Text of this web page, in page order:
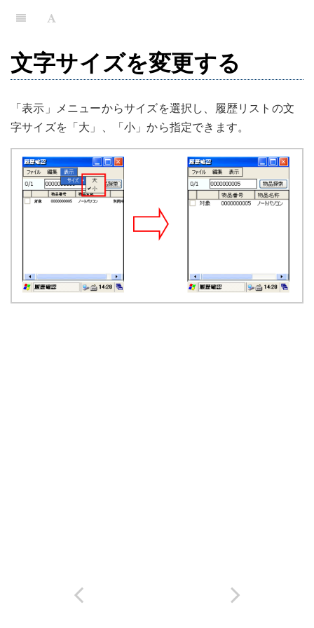
文字サイズを変更する
「表示」メニューからサイズを選択し、履歴リストの文
字サイズを「大」、「小」から指定できます。